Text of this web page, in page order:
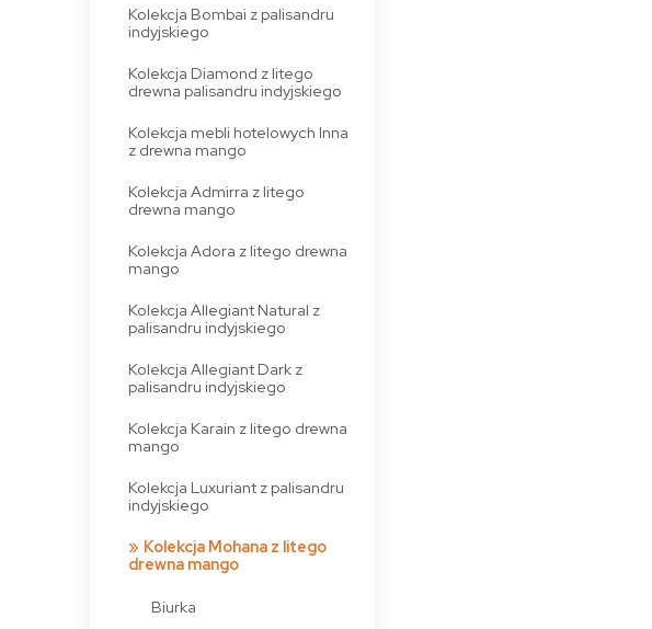
Kolekcja Bombai z palisandru
indyjskiego
Kolekcja Diamond z litego
drewna palisandru indyjskiego
Kolekcja mebli hotelowych Inna
z drewna mango
Kolekcja Admirra z litego
drewna mango
Kolekcja Adora z litego drewna
mango
Kolekcja Allegiant Natural z
palisandru indyjskiego
Kolekcja Allegiant Dark z
palisandru indyjskiego
Kolekcja Karain z litego drewna
mango
Kolekcja Luxuriant z palisandru
indyjskiego
Kolekcja Mohana z litego
drewna mango
Biurka